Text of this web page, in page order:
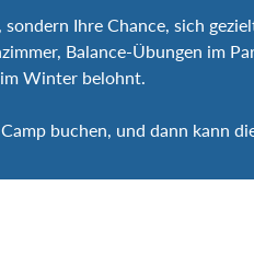
Ihre Chance, sich
Balance-Übungen im
Winter belohnt.
buchen, und dann kann